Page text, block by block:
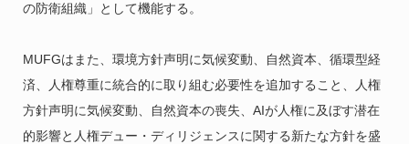
の防衛組織」として機能する。
MUFGはまた、環境方針声明に気候変動、自然資本、循環型経
済、人権尊重に統合的に取り組む必要性を追加すること、人権
方針声明に気候変動、自然資本の喪失、AIが人権に及ぼす潜在
的影響と人権デュー・ディリジェンスに関する新たな方針を盛